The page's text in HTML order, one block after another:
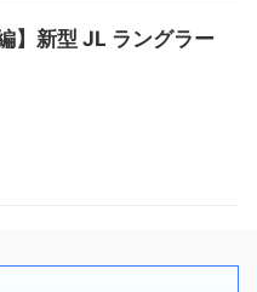
】新型 JL ラングラー